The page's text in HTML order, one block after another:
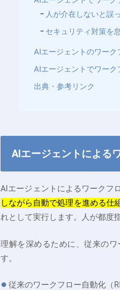
人が介在しないと誤
セキュリティ対策を
AIエージェントのワー
AIエージェントでワーク
出典・参考リンク
AIエージェントによる
AIエージェントによるワークフ
しながら自動で処理を進める仕
れとして実行します。人が都度
理解を深めるために、従来の
す。
従来のワークフロー自動化（